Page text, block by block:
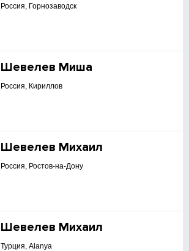
Россия, Горнозаводск
Шевелев Миша
Россия, Кириллов
Шевелев Михаил
Россия, Ростов-на-Дону
Шевелев Михаил
Турция, Alanya